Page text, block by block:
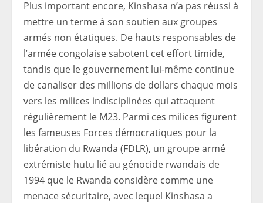
Plus important encore, Kinshasa n’a pas réussi à
mettre un terme à son soutien aux groupes
armés non étatiques. De hauts responsables de
l’armée congolaise sabotent cet effort timide,
tandis que le gouvernement lui-même continue
de canaliser des millions de dollars chaque mois
vers les milices indisciplinées qui attaquent
régulièrement le M23. Parmi ces milices figurent
les fameuses Forces démocratiques pour la
libération du Rwanda (FDLR), un groupe armé
extrémiste hutu lié au génocide rwandais de
1994 que le Rwanda considère comme une
menace sécuritaire, avec lequel Kinshasa a